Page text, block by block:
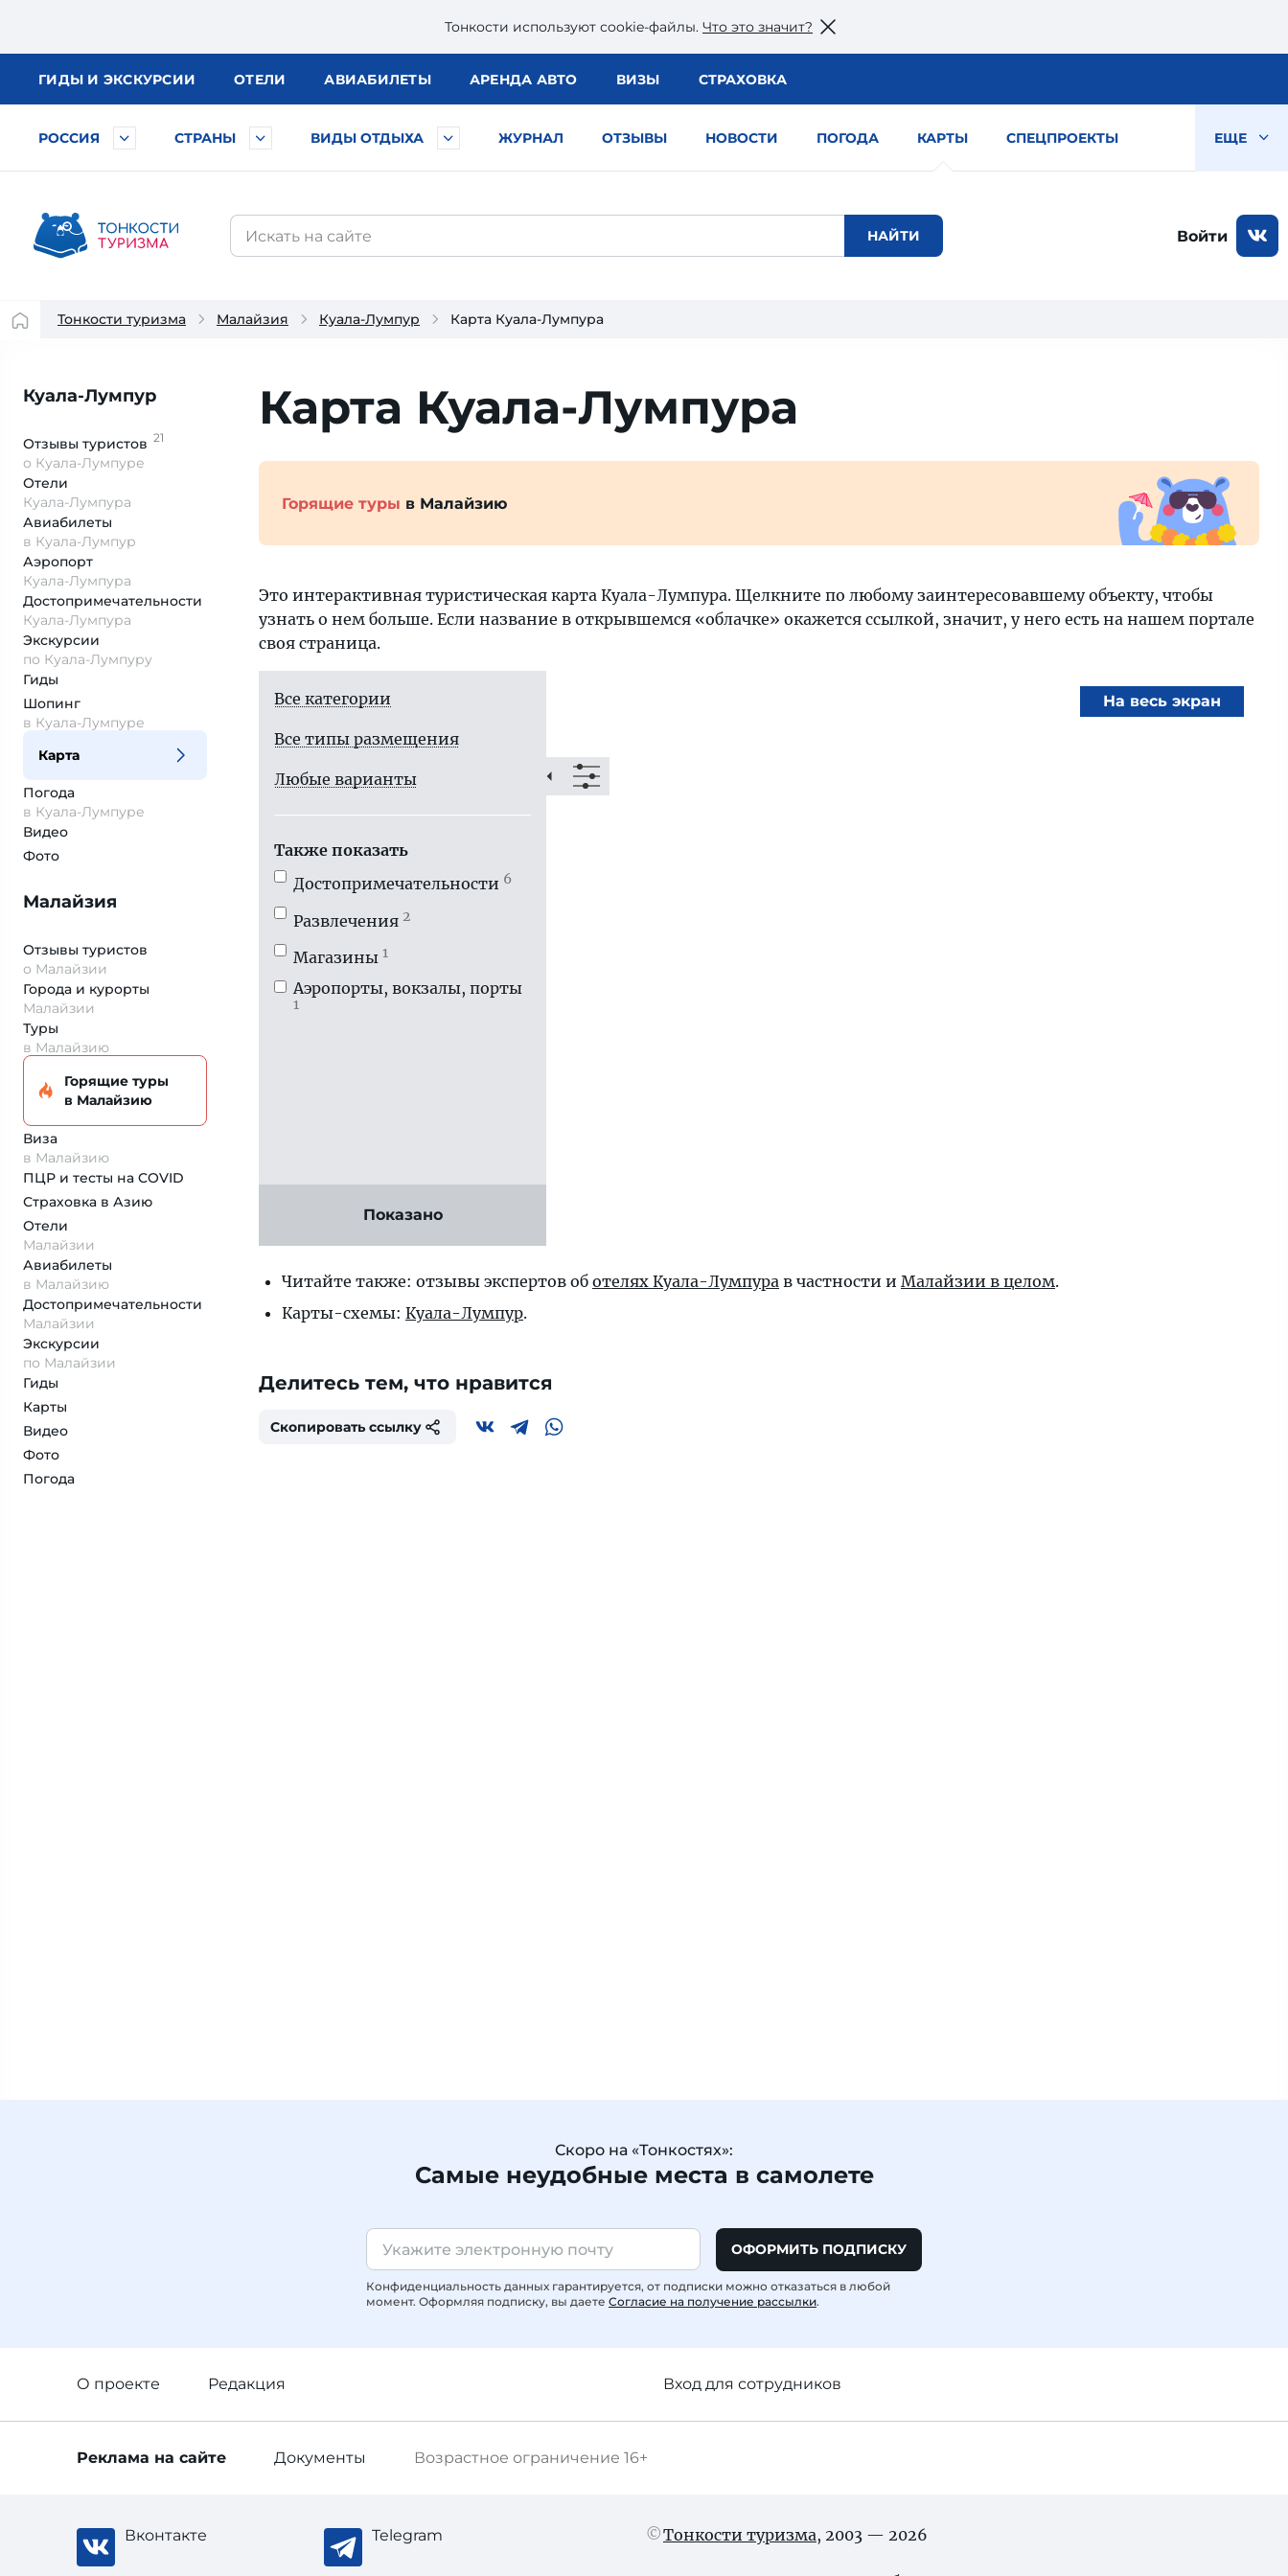
Тонкости используют сookie-файлы. Что это значит?
ГИДЫ И ЭКСКУРСИИ ОТЕЛИ АВИАБИЛЕТЫ АРЕНДА АВТО ВИЗЫ СТРАХОВКА
РОССИЯ СТРАНЫ ВИДЫ ОТДЫХА ЖУРНАЛ ОТЗЫВЫ НОВОСТИ ПОГОДА КАРТЫ СПЕЦПРОЕКТЫ ЕЩЕ
Войти
Тонкости туризма Малайзия Куала-Лумпур Карта Куала-Лумпура
Куала-Лумпур
Отзывы туристов 21
о Куала-Лумпуре
Отели
Куала-Лумпура
Авиабилеты
в Куала-Лумпур
Аэропорт
Куала-Лумпура
Достопримеча­тельности
Куала-Лумпура
Экскурсии
по Куала-Лумпуру
Гиды
Шопинг
в Куала-Лумпуре
Карта
Погода
в Куала-Лумпуре
Видео
Фото
Малайзия
Отзывы туристов
о Малайзии
Города и курорты
Малайзии
Туры
в Малайзию
Горящие туры
в Малайзию
Виза
в Малайзию
ПЦР и тесты на COVID
Страховка в Азию
Отели
Малайзии
Авиабилеты
в Малайзию
Достопримеча­тельности
Малайзии
Экскурсии
по Малайзии
Гиды
Карты
Видео
Фото
Погода
Карта Куала-Лумпура
Горящие туры в Малайзию
Это интерактивная туристическая карта Куала-Лумпура. Щелкните по любому заинтересовавшему объекту, чтобы
узнать о нем больше. Если название в открывшемся «облачке» окажется ссылкой, значит, у него есть на нашем портале
своя страница.
На весь экран
Показано
Все категории
Все типы размещения
Любые варианты
Также показать
Достопримечатель­ности 6
Развлечения 2
Магазины 1
Аэропорты, вокзалы, порты
1
Читайте также: отзывы экспертов об отелях Куала-Лумпура в частности и Малайзии в целом.
Карты-схемы: Куала-Лумпур.
Делитесь тем, что нравится
Скопировать ссылку
Скоро на «Тонкостях»:
Самые неудобные места в самолете
ОФОРМИТЬ ПОДПИСКУ
Конфиденциальность данных гарантируется, от подписки можно отказаться в любой
момент. Оформляя подписку, вы даете Согласие на получение рассылки.
О проекте Редакция Вход для сотрудников
Возрастное ограничение 16+
Реклама на сайте Документы
Вконтакте Telegram Тонкости туризма, 2003 — 2026